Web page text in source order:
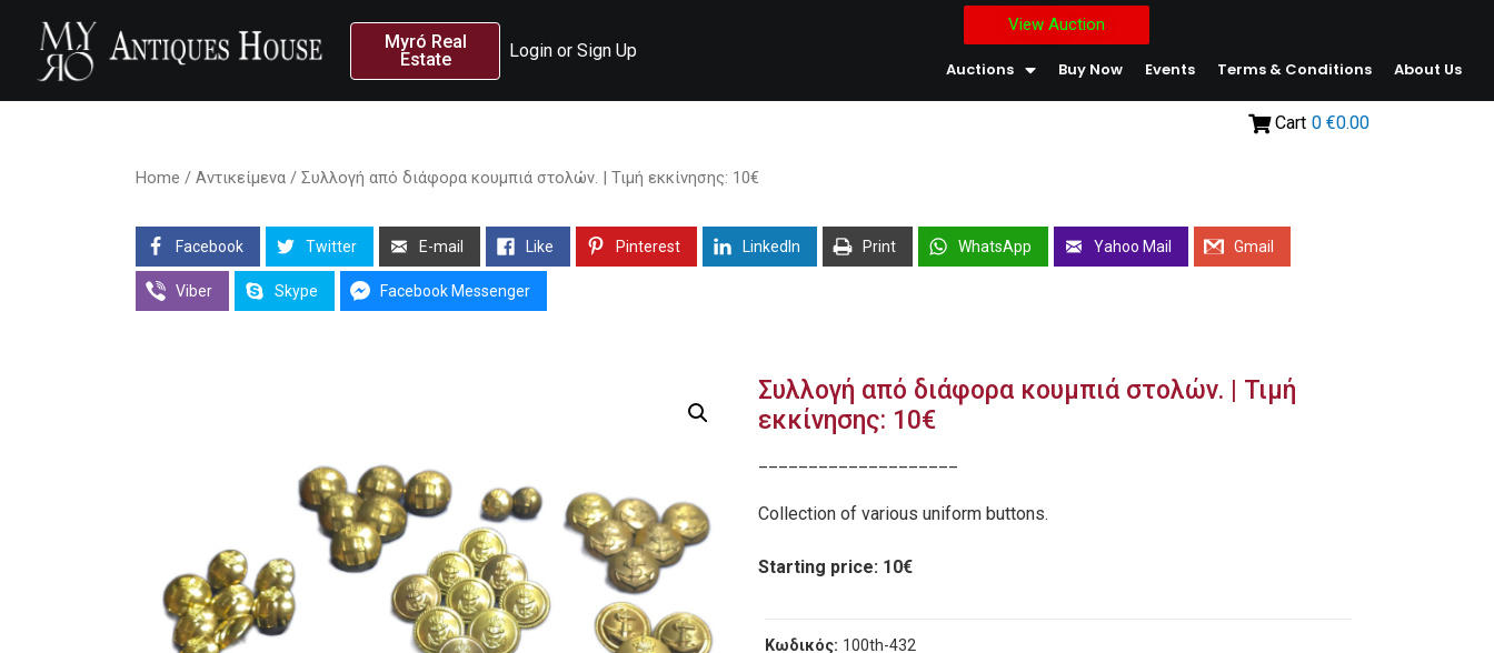
Myró Real
Estate
Login or Sign Up
View Auction
Auctions Buy Now Events Terms & Conditions About Us
Cart 0 €0.00
Home / Αντικείμενα / Συλλογή από διάφορα κουμπιά στολών. | Τιμή εκκίνησης: 10€
Facebook Twitter E-mail Like Pinterest LinkedIn Print WhatsApp Yahoo Mail Gmail
Viber Skype Facebook Messenger
Συλλογή από διάφορα κουμπιά στολών. | Τιμή
εκκίνησης: 10€
Collection of various uniform buttons.
Starting price: 10€
Κωδικός: 100th-432